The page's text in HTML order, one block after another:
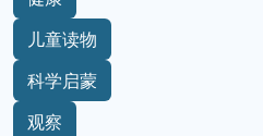
儿童读物
科学启蒙
观察